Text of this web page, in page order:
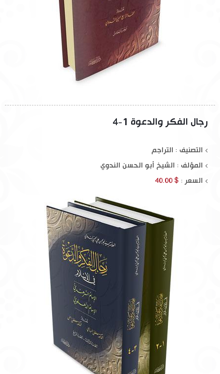
رجال الفكر والدعوة 1-4
التصنيف : التراجم
المؤلف : الشيخ أبو الحسن الندوي
السعر : $ 40.00